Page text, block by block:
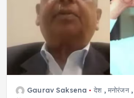
Gaurav Saksena देश ,मनोरंजन